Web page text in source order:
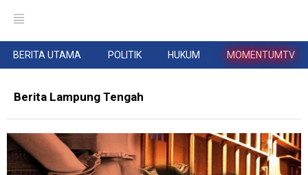
BERITA UTAMA POLITIK HUKUM MOMENTUMTV
Berita Lampung Tengah